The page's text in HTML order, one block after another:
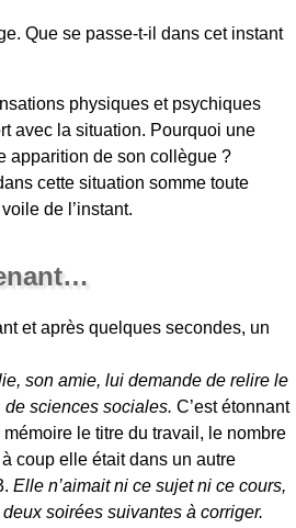
Que se passe-t-il dans cet instant
physiques et psychiques
avec la situation. Pourquoi une
apparition de son collègue ?
cette situation somme toute
de l’instant.
et après quelques secondes, un
son amie, lui demande de relire le
de sciences sociales. C’est étonnant
le titre du travail, le nombre
coup elle était dans un autre
Elle n’aimait ni ce sujet ni ce cours,
soirées suivantes à corriger.